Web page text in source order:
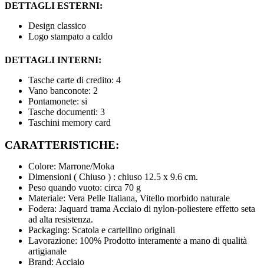
DETTAGLI ESTERNI:
Design classico
Logo stampato a caldo
DETTAGLI INTERNI:
Tasche carte di credito: 4
Vano banconote: 2
Pontamonete: si
Tasche documenti: 3
Taschini memory card
CARATTERISTICHE:
Colore: Marrone/Moka
Dimensioni ( Chiuso ) : chiuso 12.5 x 9.6 cm.
Peso quando vuoto: circa 70 g
Materiale: Vera Pelle Italiana, Vitello morbido naturale
Fodera: Jaquard trama Acciaio di nylon-poliestere effetto seta
ad alta resistenza.
Packaging: Scatola e cartellino originali
Lavorazione: 100% Prodotto interamente a mano di qualità
artigianale
Brand: Acciaio